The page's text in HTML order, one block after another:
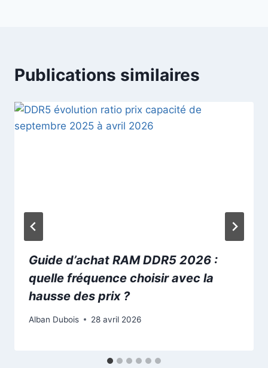
Publications similaires
Guide d’achat RAM DDR5 2026 :
quelle fréquence choisir avec la
hausse des prix ?
Alban Dubois 28 avril 2026